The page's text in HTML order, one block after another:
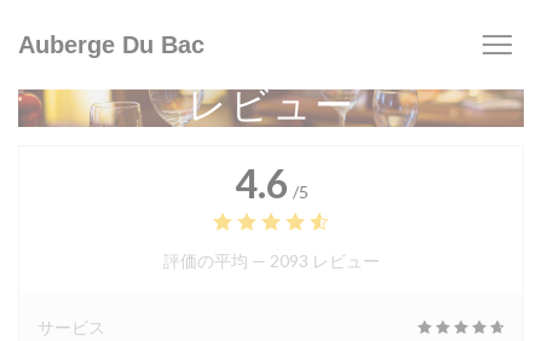
Auberge Du Bac
レビュー
4.6 /5
評価の平均 — 2093 レビュー
サービス